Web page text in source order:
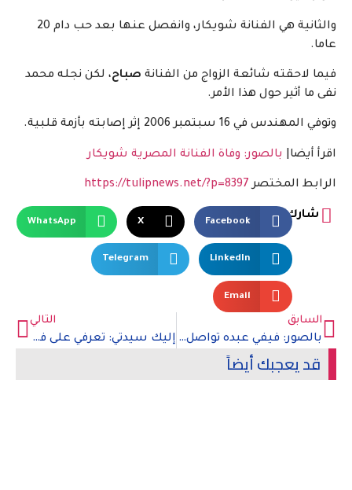
والثانية هي الفنانة شويكار، وانفصل عنها بعد حب دام 20
عاما.
فيما لاحقته شائعة الزواج من الفنانة صباح، لكن نجله محمد
نفى ما أثير حول هذا الأمر.
وتوفي المهندس في 16 سبتمبر 2006 إثر إصابته بأزمة قلبية.
اقرأ أيضا| بالصور: وفاة الفنانة المصرية شويكار
الرابط المختصر https://tulipnews.net/?p=8397
شارك
Facebook
X
WhatsApp
LinkedIn
Telegram
Email
السابق
بالصور: فيفي عبده تواصل مشاركة صورها في الساحل الشمال بإطلالات شبابية
التالي
إليك سيدتي: تعرفي على فوائد الفواكه الحمراء
قد يعجبك أيضاً